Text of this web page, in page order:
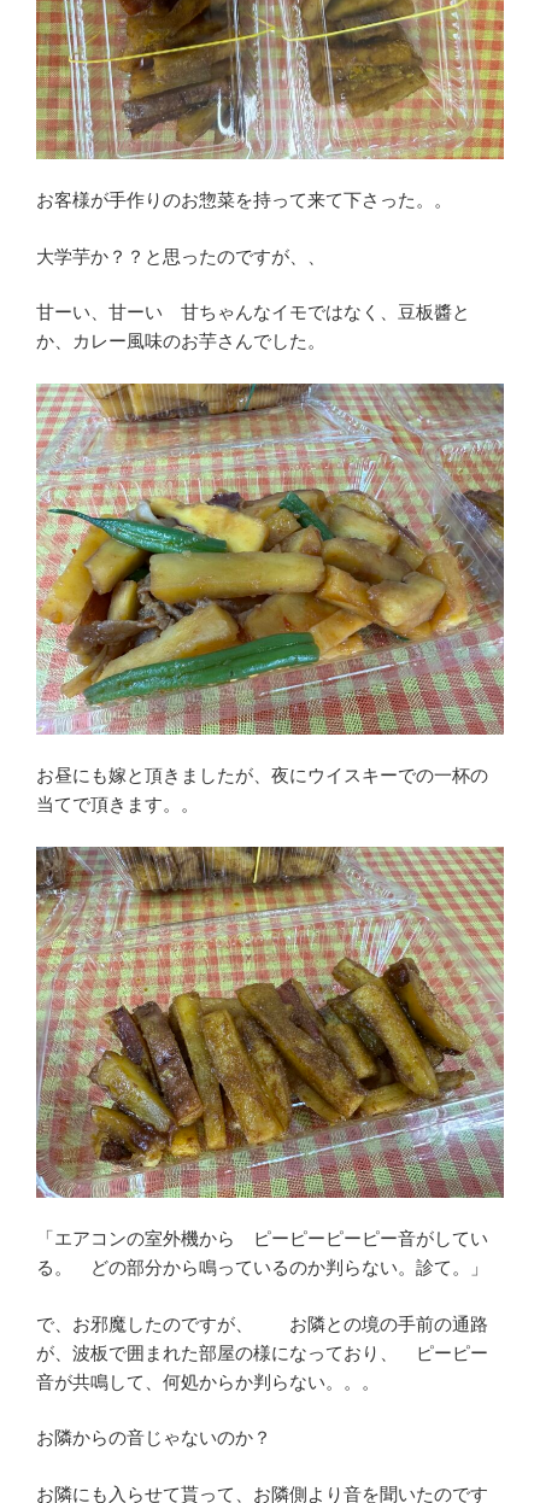
お客様が手作りのお惣菜を持って来て下さった。。
大学芋か？？と思ったのですが、、
甘ーい、甘ーい 甘ちゃんなイモではなく、豆板醬と
か、カレー風味のお芋さんでした。
お昼にも嫁と頂きましたが、夜にウイスキーでの一杯の
当てで頂きます。。
「エアコンの室外機から ピーピーピーピー音がしてい
る。 どの部分から鳴っているのか判らない。診て。」
で、お邪魔したのですが、 お隣との境の手前の通路
が、波板で囲まれた部屋の様になっており、 ピーピー
音が共鳴して、何処からか判らない。。。
お隣からの音じゃないのか？
お隣にも入らせて貰って、お隣側より音を聞いたのです